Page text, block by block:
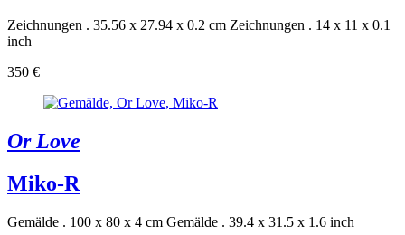
Zeichnungen . 35.56 x 27.94 x 0.2 cm Zeichnungen . 14 x 11 x 0.1
inch
350 €
Or Love
Miko-R
Gemälde . 100 x 80 x 4 cm Gemälde . 39.4 x 31.5 x 1.6 inch